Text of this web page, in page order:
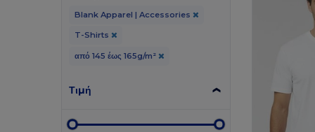
Blank Apparel | Accessories
T-Shirts
από 145 έως 165g/m²
Τιμή